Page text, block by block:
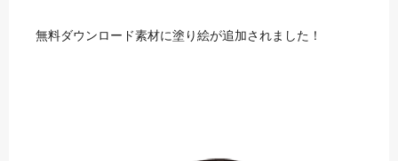
無料ダウンロード素材に塗り絵が追加されました！